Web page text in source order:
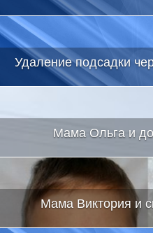
Удаление подсадки
Мама Ольга и
Мама Виктория и